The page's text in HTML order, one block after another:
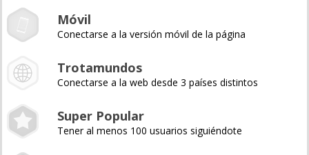
Móvil
Conectarse a la versión móvil de la página
Trotamundos
Conectarse a la web desde 3 países distintos
Super Popular
Tener al menos 100 usuarios siguiéndote